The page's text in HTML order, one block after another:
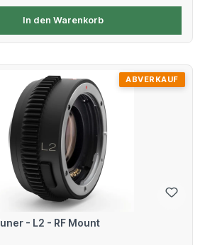
In den Warenkorb
- L2 - RF Mount
ABVERKAUF